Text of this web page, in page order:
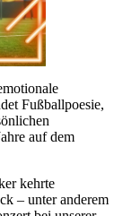
Fußballpoesie,
auf dem
kehrte
– unter anderem